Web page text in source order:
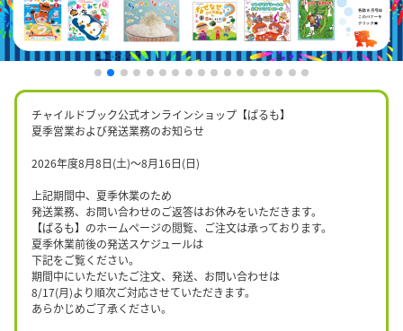
チャイルドブック公式オンラインショップ【ぱるも】
夏季営業および発送業務のお知らせ
2026年度8月8日(土)〜8月16日(日)
上記期間中、夏季休業のため
発送業務、お問い合わせのご返答はお休みをいただきます。
【ぱるも】のホームページの閲覧、ご注文は承っております。
夏季休業前後の発送スケジュールは
下記をご覧ください。
期間中にいただいたご注文、発送、お問い合わせは
8/17(月)より順次ご対応させていただきます。
あらかじめご了承ください。